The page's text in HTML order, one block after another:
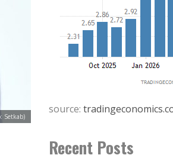
Setkab)
source:
Recent Posts